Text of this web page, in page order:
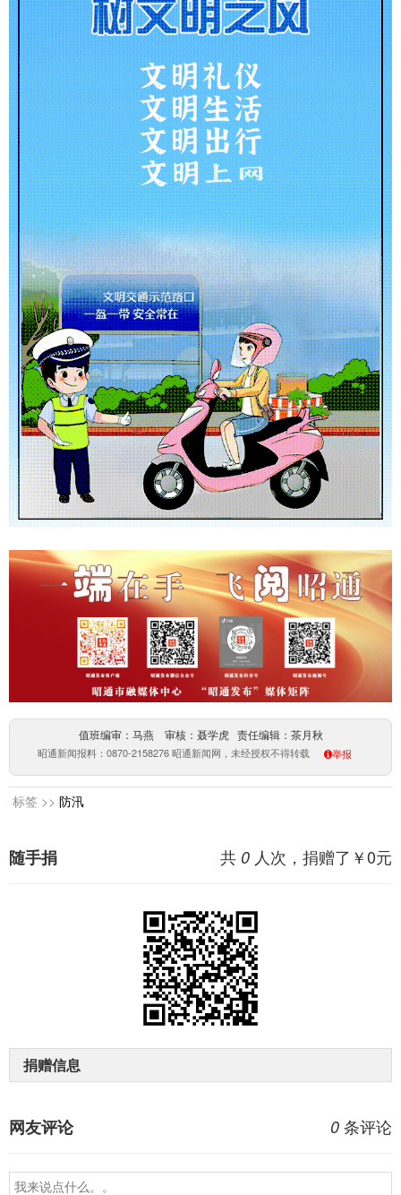
值班编审：马燕 审核：聂学虎 责任编辑：茶月秋
昭通新闻报料：0870-2158276 昭通新闻网，未经授权不得转载 举报
标签 >> 防汛
共 0 人次，捐赠了￥0元
随手捐
捐赠信息
0 条评论
网友评论